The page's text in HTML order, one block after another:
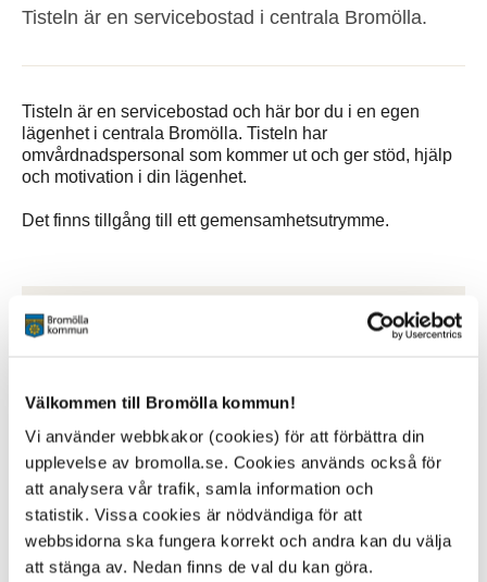
Välkommen till Bromölla kommun!
Vi använder webbkakor (cookies) för att förbättra din
upplevelse av bromolla.se. Cookies används också för
att analysera vår trafik, samla information och
statistik. Vissa cookies är nödvändiga för att
webbsidorna ska fungera korrekt och andra kan du välja
att stänga av. Nedan finns de val du kan göra.
Tisteln är en servicebostad i centrala Bromölla.
Tisteln är en servicebostad och här bor du i en egen
lägenhet i centrala Bromölla. Tisteln har
omvårdnadspersonal som kommer ut och ger stöd, hjälp
och motivation i din lägenhet.
Det finns tillgång till ett gemensamhetsutrymme.
Kontakt
0456-82 25 05
beata.vernersson@bromolla.se
Tisteln
Bruksgatan 9U
Box 18, 295 21 Bromölla
0456-82 25 96